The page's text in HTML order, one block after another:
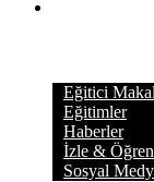
Eğitici
Eğitimler
Haberler
İzle & Öğren
Sosyal